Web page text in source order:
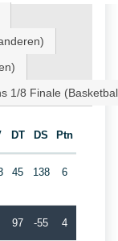
1/8 Finale
DT DS Ptn
45 138 6
97 -55 4